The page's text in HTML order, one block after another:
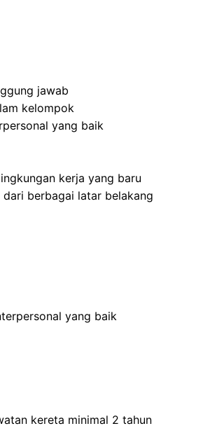
jawab
kelompok
yang baik
kerja yang baru
berbagai latar belakang
yang baik
kereta minimal 2 tahun